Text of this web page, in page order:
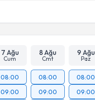
7 Ağu
Cum
8 Ağu
Cmt
9 Ağu
Paz
08:00
09:00
08:00
09:00
08:00
09:00